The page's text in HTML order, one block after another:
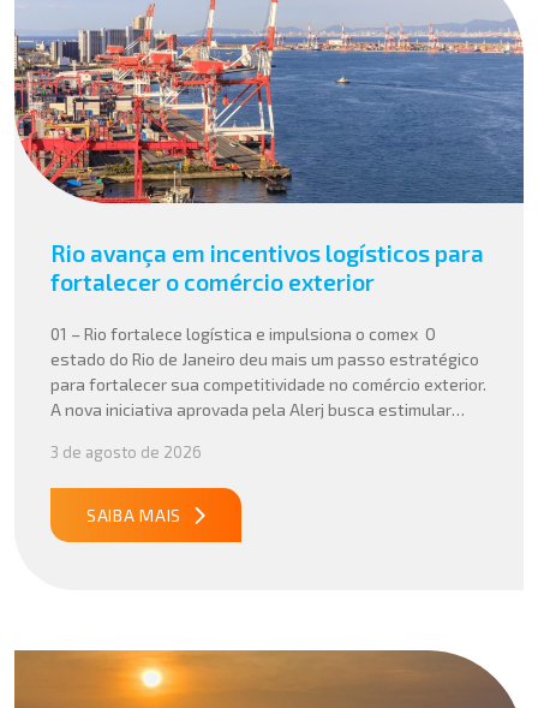
Rio avança em incentivos logísticos para
fortalecer o comércio exterior
01 – Rio fortalece logística e impulsiona o comex O
estado do Rio de Janeiro deu mais um passo estratégico
para fortalecer sua competitividade no comércio exterior.
A nova iniciativa aprovada pela Alerj busca estimular
para empresas que atuam com importação e exportação,
especialmente em setores que […]
3 de agosto de 2026
SAIBA MAIS